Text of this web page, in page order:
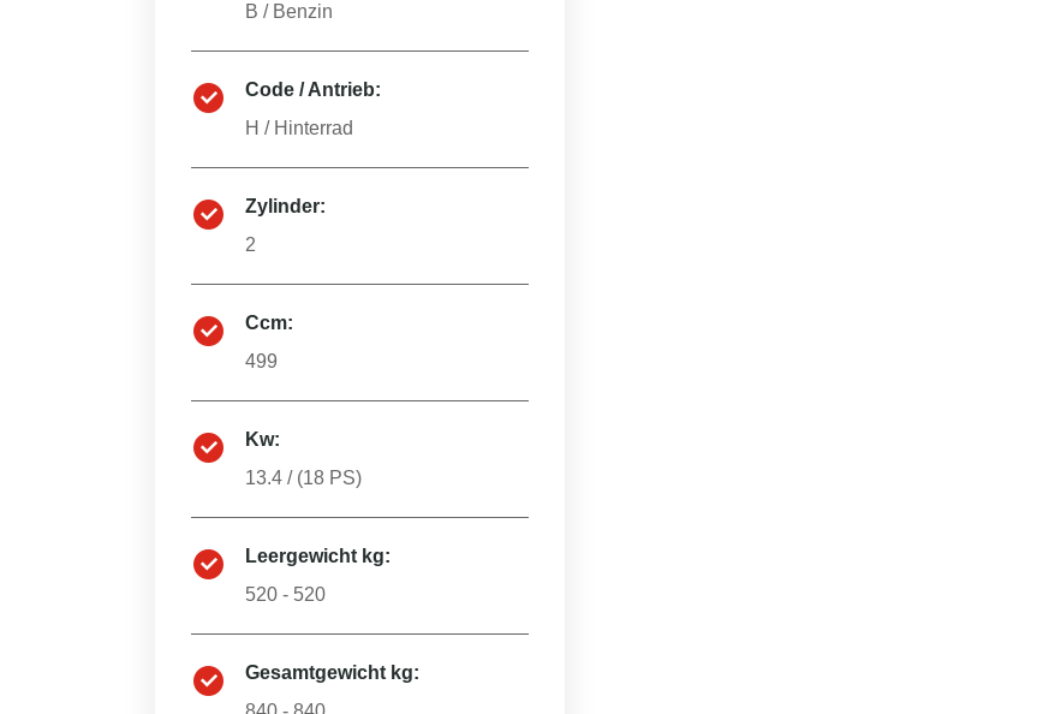
B / Benzin
Code / Antrieb:
H / Hinterrad
Zylinder:
2
Ccm:
499
Kw:
13.4 / (18 PS)
Leergewicht kg:
520 - 520
Gesamtgewicht kg: